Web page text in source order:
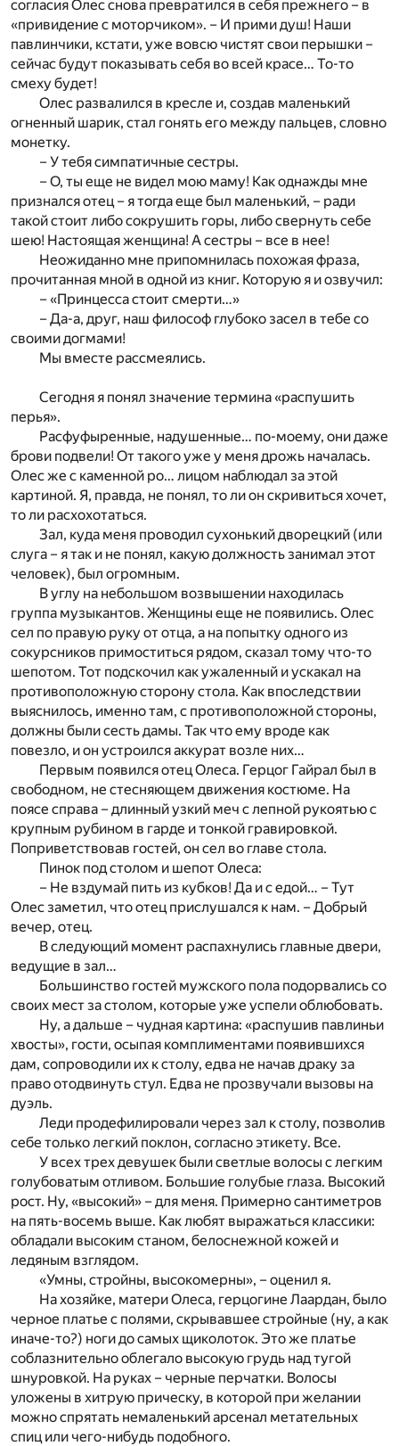
согласия Олес снова превратился в себя прежнего – в
«привидение с моторчиком». – И прими душ! Наши
павлинчики, кстати, уже вовсю чистят свои перышки –
сейчас будут показывать себя во всей красе… То-то
смеху будет!
Олес развалился в кресле и, создав маленький
огненный шарик, стал гонять его между пальцев, словно
монетку.
– У тебя симпатичные сестры.
– О, ты еще не видел мою маму! Как однажды мне
признался отец – я тогда еще был маленький, – ради
такой стоит либо сокрушить горы, либо свернуть себе
шею! Настоящая женщина! А сестры – все в нее!
Неожиданно мне припомнилась похожая фраза,
прочитанная мной в одной из книг. Которую я и озвучил:
– «Принцесса стоит смерти…»
– Да-а, друг, наш философ глубоко засел в тебе со
своими догмами!
Мы вместе рассмеялись.
Сегодня я понял значение термина «распушить
перья».
Расфуфыренные, надушенные… по-моему, они даже
брови подвели! От такого уже у меня дрожь началась.
Олес же с каменной ро… лицом наблюдал за этой
картиной. Я, правда, не понял, то ли он скривиться хочет,
то ли расхохотаться.
Зал, куда меня проводил сухонький дворецкий (или
слуга – я так и не понял, какую должность занимал этот
человек), был огромным.
В углу на небольшом возвышении находилась
группа музыкантов. Женщины еще не появились. Олес
сел по правую руку от отца, а на попытку одного из
сокурсников примоститься рядом, сказал тому что-то
шепотом. Тот подскочил как ужаленный и ускакал на
противоположную сторону стола. Как впоследствии
выяснилось, именно там, с противоположной стороны,
должны были сесть дамы. Так что ему вроде как
повезло, и он устроился аккурат возле них…
Первым появился отец Олеса. Герцог Гайрал был в
свободном, не стесняющем движения костюме. На
поясе справа – длинный узкий меч с лепной рукоятью с
крупным рубином в гарде и тонкой гравировкой.
Поприветствовав гостей, он сел во главе стола.
Пинок под столом и шепот Олеса:
– Не вздумай пить из кубков! Да и с едой… – Тут
Олес заметил, что отец прислушался к нам. – Добрый
вечер, отец.
В следующий момент распахнулись главные двери,
ведущие в зал…
Большинство гостей мужского пола подорвались со
своих мест за столом, которые уже успели облюбовать.
Ну, а дальше – чудная картина: «распушив павлиньи
хвосты», гости, осыпая комплиментами появившихся
дам, сопроводили их к столу, едва не начав драку за
право отодвинуть стул. Едва не прозвучали вызовы на
дуэль.
Леди продефилировали через зал к столу, позволив
себе только легкий поклон, согласно этикету. Все.
У всех трех девушек были светлые волосы с легким
голубоватым отливом. Большие голубые глаза. Высокий
рост. Ну, «высокий» – для меня. Примерно сантиметров
на пять-восемь выше. Как любят выражаться классики:
обладали высоким станом, белоснежной кожей и
ледяным взглядом.
«Умны, стройны, высокомерны», – оценил я.
На хозяйке, матери Олеса, герцогине Лаардан, было
черное платье с полями, скрывавшее стройные (ну, а как
иначе-то?) ноги до самых щиколоток. Это же платье
соблазнительно облегало высокую грудь над тугой
шнуровкой. На руках – черные перчатки. Волосы
уложены в хитрую прическу, в которой при желании
можно спрятать немаленький арсенал метательных
спиц или чего-нибудь подобного.